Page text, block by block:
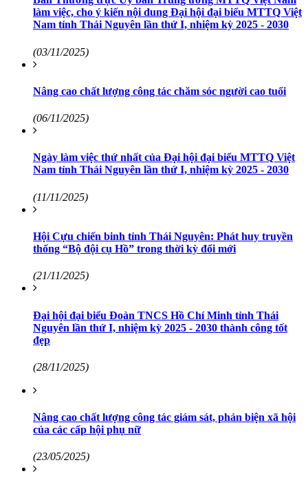
làm việc, cho ý kiến nội dung Đại hội đại biểu MTTQ Việt
Nam tỉnh Thái Nguyên lần thứ I, nhiệm kỳ 2025 - 2030
(03/11/2025)
Nâng cao chất lượng công tác chăm sóc người cao tuổi
(06/11/2025)
Ngày làm việc thứ nhất của Đại hội đại biểu MTTQ Việt
Nam tỉnh Thái Nguyên lần thứ I, nhiệm kỳ 2025 - 2030
(11/11/2025)
Hội Cựu chiến binh tỉnh Thái Nguyên: Phát huy truyền
thống “Bộ đội cụ Hồ” trong thời kỳ đổi mới
(21/11/2025)
Đại hội đại biểu Đoàn TNCS Hồ Chí Minh tỉnh Thái
Nguyên lần thứ I, nhiệm kỳ 2025 - 2030 thành công tốt
đẹp
(28/11/2025)
Nâng cao chất lượng công tác giám sát, phản biện xã hội
của các cấp hội phụ nữ
(23/05/2025)